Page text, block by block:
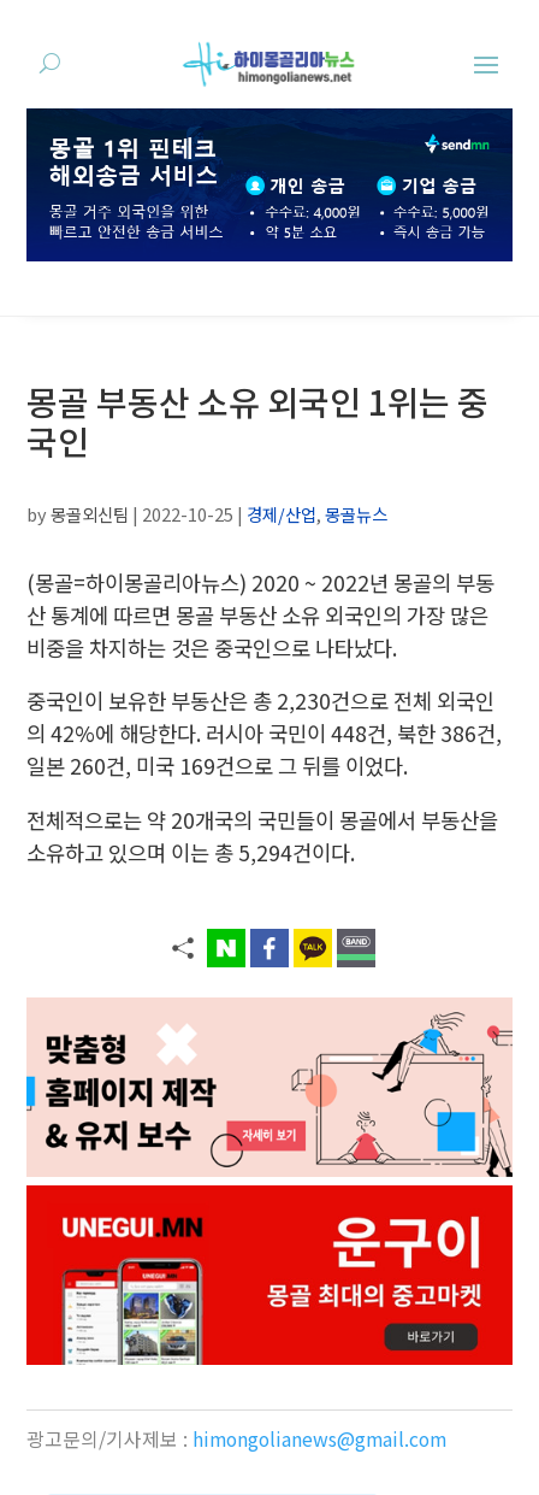
몽골 부동산 소유 외국인 1위는 중
국인
by몽골외신팀 | 2022-10-25 | 경제/산업,몽골뉴스
(몽골=하이몽골리아뉴스) 2020 ~ 2022년 몽골의 부동
산 통계에 따르면 몽골 부동산 소유 외국인의 가장 많은
비중을 차지하는 것은 중국인으로 나타났다.
중국인이 보유한 부동산은 총 2,230건으로 전체 외국인
의 42%에 해당한다. 러시아 국민이 448건, 북한 386건,
일본 260건, 미국 169건으로 그 뒤를 이었다.
전체적으로는 약 20개국의 국민들이 몽골에서 부동산을
소유하고 있으며 이는 총 5,294건이다.
광고문의/기사제보 : himongolianews@gmail.com